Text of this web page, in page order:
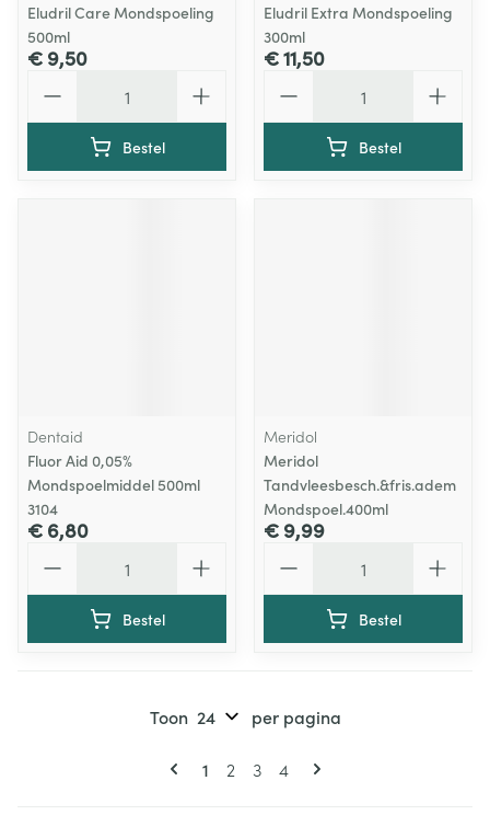
Eludril Care Mondspoeling
500ml
€ 9,50
Bestel
Eludril Extra Mondspoeling
300ml
€ 11,50
Bestel
Dentaid
Fluor Aid 0,05%
Mondspoelmiddel 500ml
3104
€ 6,80
Bestel
Meridol
Meridol
Tandvleesbesch.&fris.adem
Mondspoel.400ml
€ 9,99
Bestel
Pagina's
U lees momenteel pagina
1 Pagina
2 Pagina
3 Pagina
4
Toon per pagina